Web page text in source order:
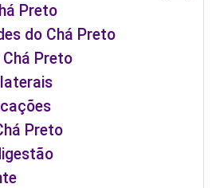
Preto
do Chá Preto
Preto
Preto